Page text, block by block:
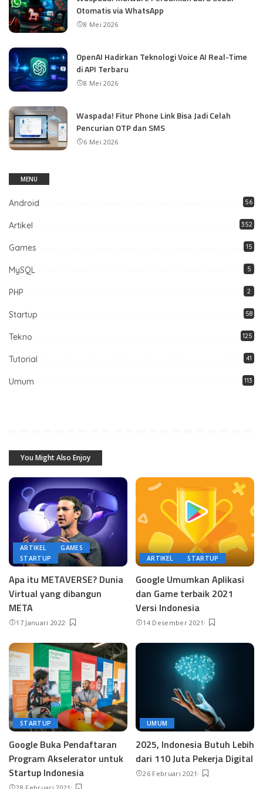
Otomatis via WhatsApp
8 Mei 2026
OpenAI Hadirkan Teknologi Voice AI Real-Time
di API Terbaru
8 Mei 2026
Waspada! Fitur Phone Link Bisa Jadi Celah
Pencurian OTP dan SMS
6 Mei 2026
MENU
Android 56
Artikel 352
Games 15
MySQL 5
PHP 2
Startup 58
Tekno 125
Tutorial 41
Umum 113
You Might Also Enjoy
ARTIKEL
GAMES
STARTUP
Apa itu METAVERSE? Dunia
Virtual yang dibangun
META
17 Januari 2022
ARTIKEL STARTUP
Google Umumkan Aplikasi
dan Game terbaik 2021
Versi Indonesia
14 Desember 2021
STARTUP
Google Buka Pendaftaran
Program Akselerator untuk
Startup Indonesia
UMUM
2025, Indonesia Butuh Lebih
dari 110 Juta Pekerja Digital
26 Februari 2021